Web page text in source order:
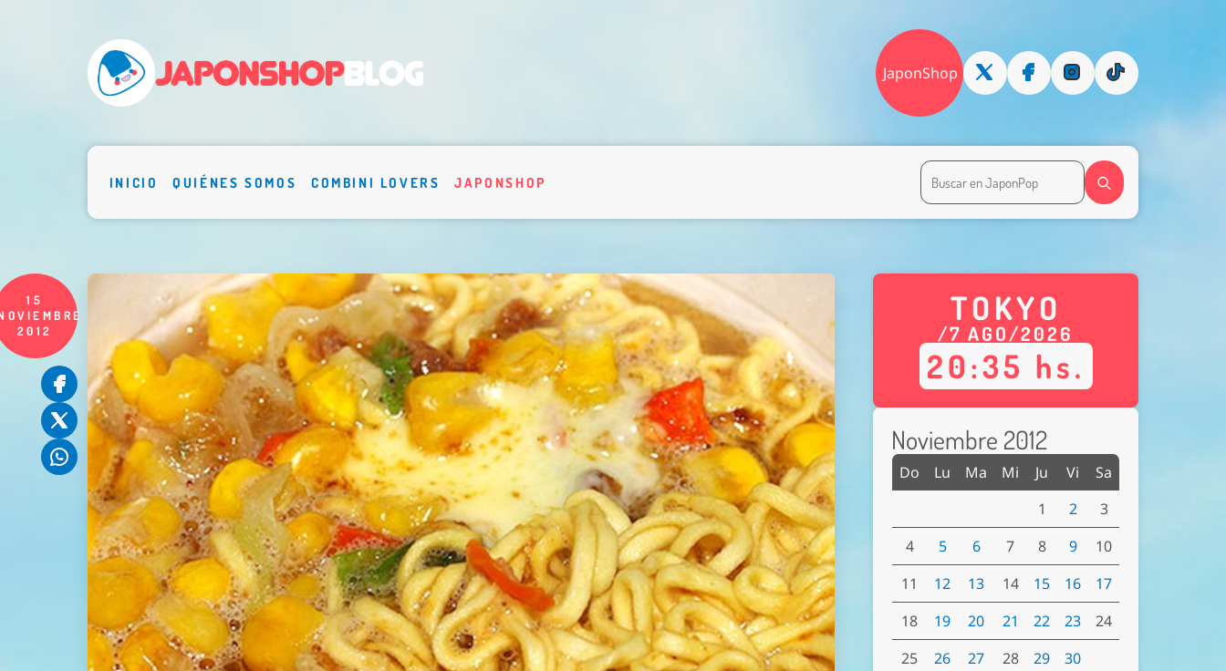
JaponShop
INICIO QUIÉNES SOMOS COMBINI LOVERS JAPONSHOP
15
2012
TOKYO
/7 AGO/2026
20:35 hs.
Noviembre 2012
Do Lu Ma Mi Ju Vi
Sa
1
2
3
4
5 6 7 8 9
10
11
12 13 14 15 16
17
18
19 20 21 22 23
24
25
26 27 28 29 30